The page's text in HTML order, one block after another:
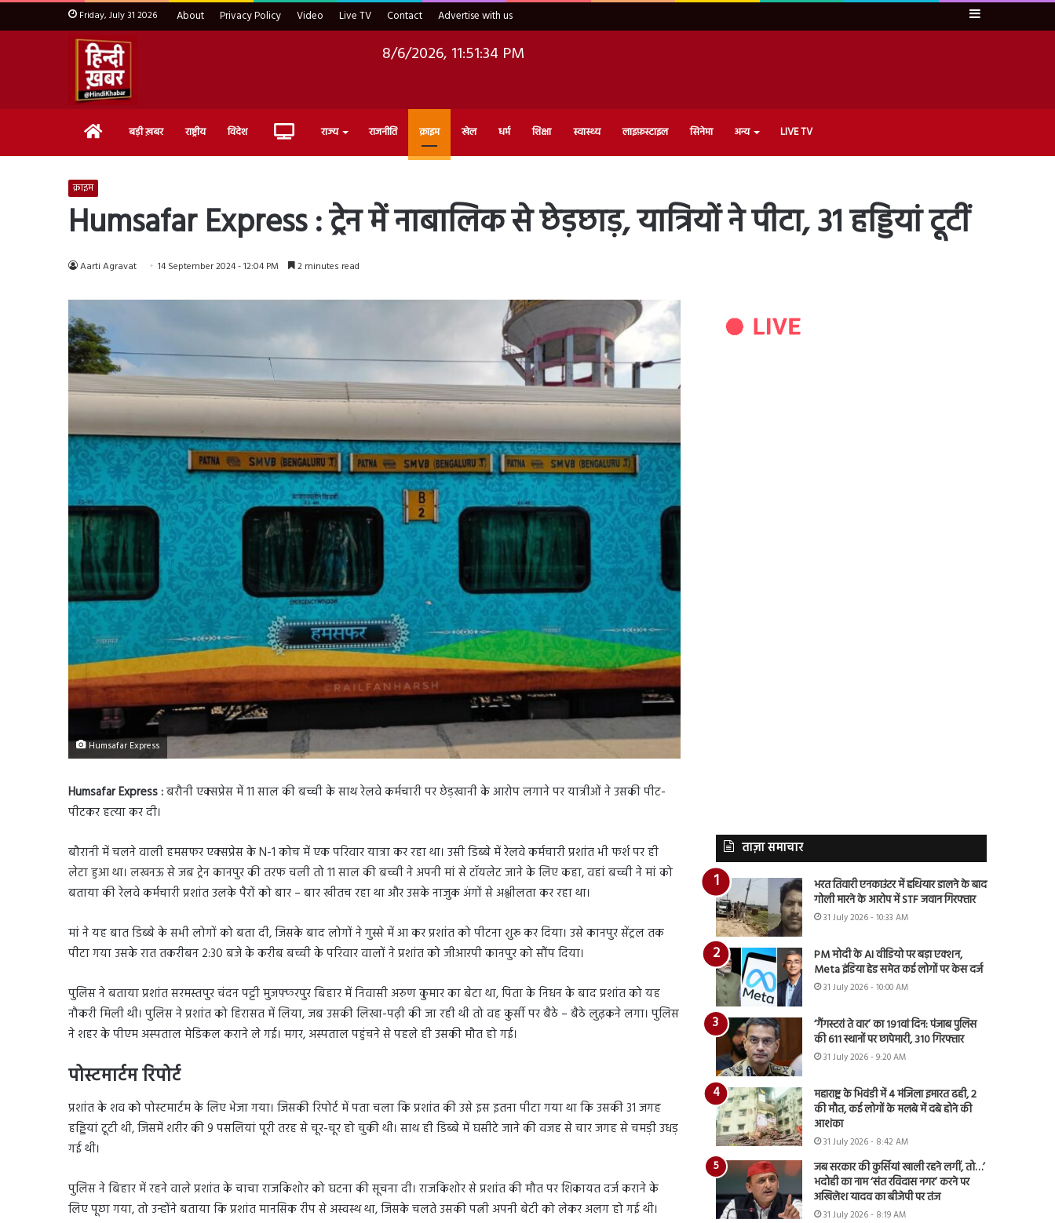
Friday, July 31 2026 About Privacy Policy Video Live TV Contact Advertise with us Sidebar
8/6/2026, 11:51:36 PM
Home बड़ी ख़बर राष्ट्रीय विदेश Live राज्य राजनीति क्राइम खेल धर्म शिक्षा स्वास्थ्य लाइफ़स्टाइल सिनेमा अन्य LIVE TV
क्राइम
Humsafar Express : ट्रेन में नाबालिक से छेड़छाड़, यात्रियों ने पीटा, 31 हड्डियां टूटीं
Aarti Agravat 14 September 2024 - 12:04 PM 2 minutes read
Humsafar Express
Humsafar Express :बरौनी एक्सप्रेस में 11 साल की बच्ची के साथ रेलवे कर्मचारी पर छेड़खानी के आरोप लगाने पर यात्रीओं ने उसकी पीट-
पीटकर हत्या कर दी।
बौरानी में चलने वाली हमसफर एक्सप्रेस के N-1 कोच में एक परिवार यात्रा कर रहा था। उसी डिब्बे में रेलवे कर्मचारी प्रशांत भी फर्श पर ही
लेटा हुआ था। लखनऊ से जब ट्रेन कानपुर की तरफ चली तो 11 साल की बच्ची ने अपनी मां से टॉयलेट जाने के लिए कहा, वहां बच्ची ने मां को
बताया की रेलवे कर्मचारी प्रशांत उलके पैरों को बार – बार खीतच रहा था और उसके नाजुक अंगों से अश्लीलता कर रहा था।
मां ने यह बात डिब्बे के सभी लोगों को बता दी, जिसके बाद लोगों ने गुस्से में आ कर प्रशांत को पीटना शुरू कर दिया। उसे कानपुर सेंट्रल तक
पीटा गया उसके रात तकरीबन 2:30 बजे के करीब बच्ची के परिवार वालों ने प्रशांत को जीआरपी कानपुर को सौंप दिया।
पुलिस ने बताया प्रशांत सरमस्तपुर चंदन पट्टी मुजफ्फरपुर बिहार में निवासी अरुण कुमार का बेटा था, पिता के निधन के बाद प्रशांत को यह
नौकरी मिली थी। पुलिस ने प्रशांत को हिरासत में लिया, जब उसकी लिखा-पढ़ी की जा रही थी तो वह कुर्सी पर बैठे – बैठे लुढ़कने लगा। पुलिस
ने शहर के पीएम अस्पताल मेडिकल कराने ले गई। मगर, अस्पताल पहुंचने से पहले ही उसकी मौत हो गई।
पोस्टमार्टम रिपोर्ट
प्रशांत के शव को पोस्टमार्टम के लिए भेजा गया। जिसकी रिपोर्ट में पता चला कि प्रशांत की उसे इस इतना पीटा गया था कि उसकी 31 जगह
हड्डियां टूटी थी, जिसमें शरीर की 9 पसलियां पूरी तरह से चूर-चूर हो चुकी थी। साथ ही डिब्बे में घसीटे जाने की वजह से चार जगह से चमड़ी उधड़
गई थी।
पुलिस ने बिहार में रहने वाले प्रशांत के चाचा राजकिशोर को घटना की सूचना दी। राजकिशोर से प्रशांत की मौत पर शिकायत दर्ज कराने के
लिए पूछा गया, तो उन्होंने बताया कि प्रशांत मानसिक रीप से अस्वस्थ था, जिसके चलते उसकी पत्नी अपनी बेटी को लेकर अलग हो गई थी।
ताज़ा समाचार
भरत तिवारी एनकाउंटर में हथियार डालने के बाद
गोली मारने के आरोप में STF जवान गिरफ्तार
31 July 2026 - 10:33 AM
PM मोदी के AI वीडियो पर बड़ा एक्शन,
Meta इंडिया हेड समेत कई लोगों पर केस दर्ज
31 July 2026 - 10:00 AM
‘गैंगस्टरां ते वार’ का 191वां दिन: पंजाब पुलिस
की 611 स्थानों पर छापेमारी, 310 गिरफ्तार
31 July 2026 - 9:20 AM
महाराष्ट्र के भिवंडी में 4 मंजिला इमारत ढही, 2
की मौत, कई लोगों के मलबे में दबे होने की
आशंका
31 July 2026 - 8:42 AM
जब सरकार की कुर्सियां खाली रहने लगीं, तो…’
भदोही का नाम ‘संत रविदास नगर’ करने पर
अखिलेश यादव का बीजेपी पर तंज
31 July 2026 - 8:19 AM